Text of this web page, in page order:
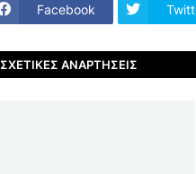
Facebook
ΣΧΕΤΙΚΈΣ ΑΝΑΡΤΉΣΕΙΣ